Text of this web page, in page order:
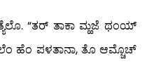
“ತರ್ ತಾಕಾ ಮ್ಹಜೆ ಥಂಯ್
ಹೆಂ ಪಳತಾನಾ, ತೊ ಆಮ್ಚೊಚ್